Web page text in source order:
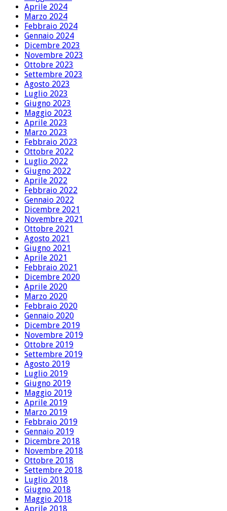
Aprile 2024
Marzo 2024
Febbraio 2024
Gennaio 2024
Dicembre 2023
Novembre 2023
Ottobre 2023
Settembre 2023
Agosto 2023
Luglio 2023
Giugno 2023
Maggio 2023
Aprile 2023
Marzo 2023
Febbraio 2023
Ottobre 2022
Luglio 2022
Giugno 2022
Aprile 2022
Febbraio 2022
Gennaio 2022
Dicembre 2021
Novembre 2021
Ottobre 2021
Agosto 2021
Giugno 2021
Aprile 2021
Febbraio 2021
Dicembre 2020
Aprile 2020
Marzo 2020
Febbraio 2020
Gennaio 2020
Dicembre 2019
Novembre 2019
Ottobre 2019
Settembre 2019
Agosto 2019
Luglio 2019
Giugno 2019
Maggio 2019
Aprile 2019
Marzo 2019
Febbraio 2019
Gennaio 2019
Dicembre 2018
Novembre 2018
Ottobre 2018
Settembre 2018
Luglio 2018
Giugno 2018
Maggio 2018
Aprile 2018